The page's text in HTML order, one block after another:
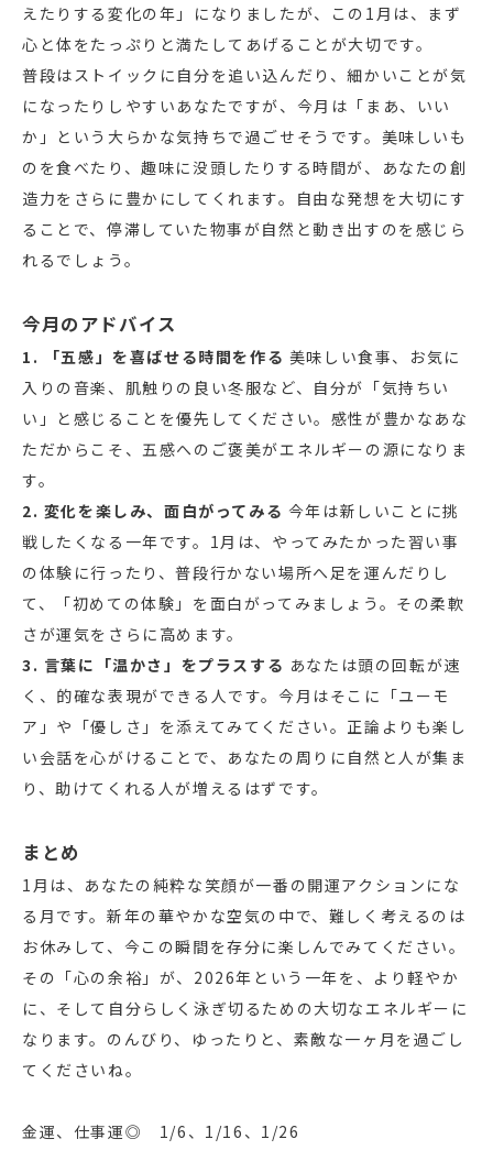
えたりする変化の年」になりましたが、この1月は、まず
心と体をたっぷりと満たしてあげることが大切です。
普段はストイックに自分を追い込んだり、細かいことが気
になったりしやすいあなたですが、今月は「まあ、いい
か」という大らかな気持ちで過ごせそうです。美味しいも
のを食べたり、趣味に没頭したりする時間が、あなたの創
造力をさらに豊かにしてくれます。自由な発想を大切にす
ることで、停滞していた物事が自然と動き出すのを感じら
れるでしょう。
今月のアドバイス
1. 「五感」を喜ばせる時間を作る 美味しい食事、お気に
入りの音楽、肌触りの良い冬服など、自分が「気持ちい
い」と感じることを優先してください。感性が豊かなあな
ただからこそ、五感へのご褒美がエネルギーの源になりま
す。
2. 変化を楽しみ、面白がってみる 今年は新しいことに挑
戦したくなる一年です。1月は、やってみたかった習い事
の体験に行ったり、普段行かない場所へ足を運んだりし
て、「初めての体験」を面白がってみましょう。その柔軟
さが運気をさらに高めます。
3. 言葉に「温かさ」をプラスする あなたは頭の回転が速
く、的確な表現ができる人です。今月はそこに「ユーモ
ア」や「優しさ」を添えてみてください。正論よりも楽し
い会話を心がけることで、あなたの周りに自然と人が集ま
り、助けてくれる人が増えるはずです。
まとめ
1月は、あなたの純粋な笑顔が一番の開運アクションにな
る月です。新年の華やかな空気の中で、難しく考えるのは
お休みして、今この瞬間を存分に楽しんでみてください。
その「心の余裕」が、2026年という一年を、より軽やか
に、そして自分らしく泳ぎ切るための大切なエネルギーに
なります。のんびり、ゆったりと、素敵な一ヶ月を過ごし
てくださいね。
金運、仕事運◎ 1/6、1/16、1/26